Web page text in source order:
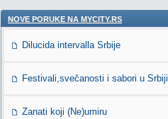
NOVE PORUKE NA MYCITY.RS
Dilucida intervalla Srbije
Festivali,svečanosti i sabori u Srbiji
Zanati koji (Ne)umiru